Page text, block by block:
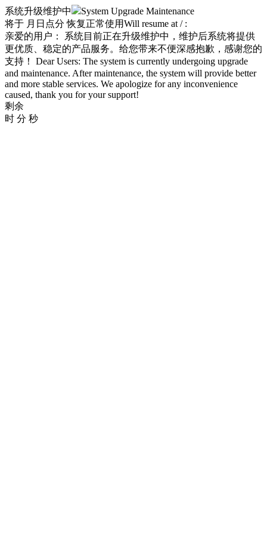
系统升级维护中
System Upgrade Maintenance
将于 月 日 点分 恢复正常使用Will resume at / :
亲爱的用户： 系统目前正在升级维护中，维护后系统将提供
更优质、稳定的产品服务。给您带来不便深感抱歉，感谢您的
支持！ Dear Users: The system is currently undergoing upgrade
and maintenance. After maintenance, the system will provide better
and more stable services. We apologize for any inconvenience
caused, thank you for your support!
剩余
时 分 秒